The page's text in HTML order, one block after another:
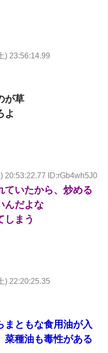
) 23:56:14.99
が草
よ
20:53:22.77 ID:rGb4wh5J0
ていたから、炒める
んだよな
しまう
) 22:20:25.35
まともな食用油が入
菜種油も毒性がある